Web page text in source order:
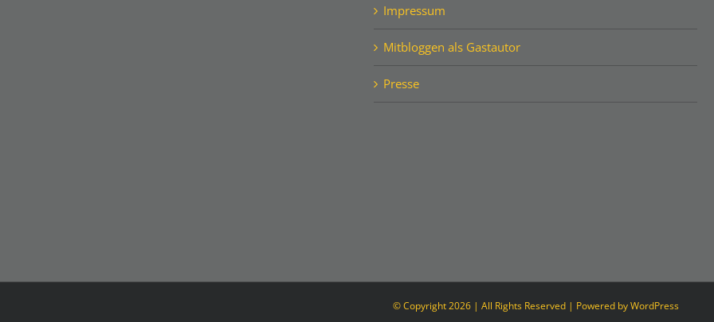
Impressum
Mitbloggen als Gastautor
Presse
© Copyright2026 | All Rights Reserved | Powered byWordPress